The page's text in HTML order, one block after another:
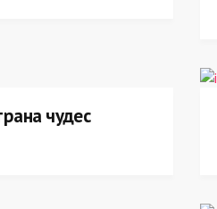
чудес